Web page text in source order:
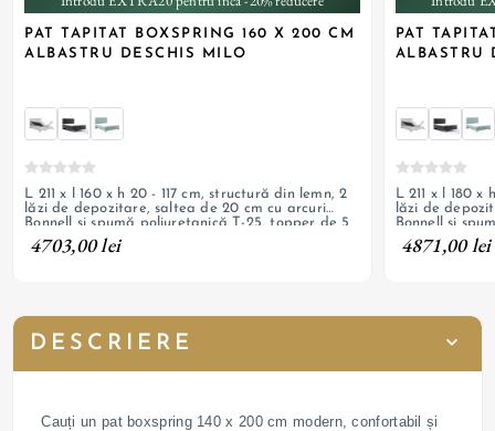
PAT TAPITAT BOXSPRING 160 X 200 CM
ALBASTRU DESCHIS MILO
L 211 x l 160 x h 20 - 117 cm, structură din lemn, 2
lăzi de depozitare, saltea de 20 cm cu arcuri
Bonnell și spumă poliuretanică T-25, topper de 5
cm, tapițerie din catifea, picioare din metal
negru mat cu h 13 cm
4703,00 lei
PAT
ALBASTRU
L 211 x l 180 x h 20 - 117 cm,
lăzi de
Bonnell și
cm, tapițerie
negru mat cu
4871,00 lei
DESCRIERE
Cauți un pat boxspring 140 x 200 cm modern, confortabil și